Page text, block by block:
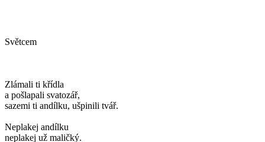
Světcem
Zlámali ti křídla
a pošlapali svatozář,
sazemi ti andílku, ušpinili tvář.
Neplakej andílku
neplakej už maličký.